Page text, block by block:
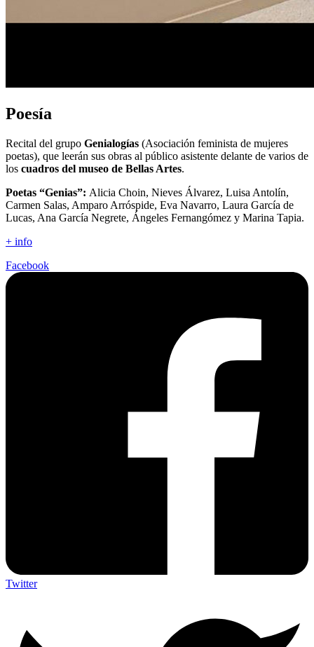
Poesía
Recital del grupo Genialogías (Asociación feminista de mujeres
poetas), que leerán sus obras al público asistente delante de varios de
los cuadros del museo de Bellas Artes.
Poetas “Genias”: Alicia Choin, Nieves Álvarez, Luisa Antolín,
Carmen Salas, Amparo Arróspide, Eva Navarro, Laura García de
Lucas, Ana García Negrete, Ángeles Fernangómez y Marina Tapia.
+ info
Facebook
Twitter